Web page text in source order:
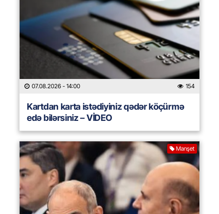
07.08.2026 - 14:00 154
Kartdan karta istədiyiniz qədər köçürmə
edə bilərsiniz – VİDEO
Manşet